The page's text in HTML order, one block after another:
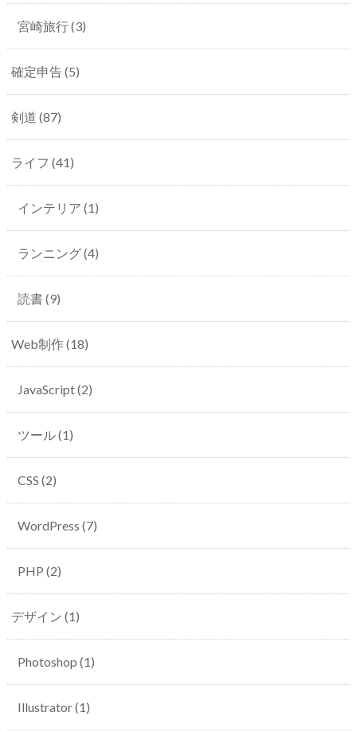
宮崎旅行(3)
確定申告(5)
剣道 (87)
ライフ (41)
インテリア (1)
ランニング(4)
読書(9)
Web制作(18)
JavaScript(2)
ツール(1)
CSS (2)
WordPress (7)
PHP (2)
デザイン (1)
Photoshop (1)
Illustrator(1)